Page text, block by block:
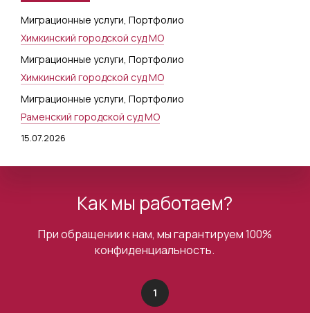
Миграционные услуги Портфолио
Химкинский городской суд МО
Миграционные услуги Портфолио
Химкинский городской суд МО
Миграционные услуги Портфолио
Раменский городской суд МО
15.07.2026
Как мы работаем?
При обращении к нам, мы гарантируем 100%
конфиденциальность.
1